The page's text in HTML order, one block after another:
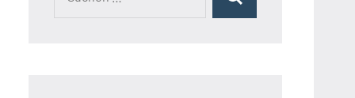
Suchen